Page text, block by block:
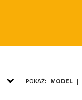
POKAŻ: MODEL |